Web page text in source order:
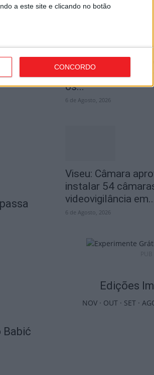
a este site e clicando no botão
CONCORDO
Babić
Tondela:
no Museu do
os...
6 de Agosto, 2026
Viseu: Câmara
instalar 54
videovigilância
6 de Agosto, 2026
Edições
NOV· OUT· SET·